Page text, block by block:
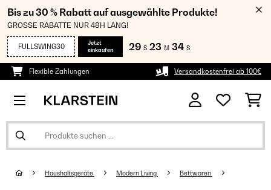
Bis zu 30 % Rabatt auf ausgewählte Produkte!
GROSSE RABATTE NUR 48H LANG!
FULLSWING30
Jetzt
einkaufen
29 S 23 M 34 S
Flexible Zahlungen Versandkostenfrei ab 100€
Haushaltsgeräte Modern Living Bettwaren